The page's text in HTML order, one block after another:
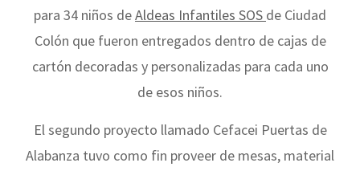
para 34 niños deAldeas Infantiles SOS de Ciudad
Colón que fueron entregados dentro de cajas de
cartón decoradas y personalizadas para cada uno
de esos niños.
El segundo proyecto llamado Cefacei Puertas de
Alabanza tuvo como fin proveer de mesas, material